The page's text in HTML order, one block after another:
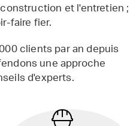
et l'entretien ;
faire fier.
clients par an depuis
une approche
d'experts.